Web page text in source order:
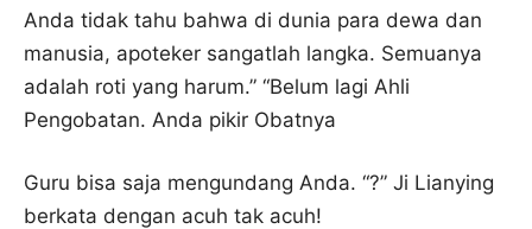
Anda tidak tahu bahwa di dunia para dewa dan
manusia, apoteker sangatlah langka. Semuanya
adalah roti yang harum.” “Belum lagi Ahli
Pengobatan. Anda pikir Obatnya
Guru bisa saja mengundang Anda. “?” Ji Lianying
berkata dengan acuh tak acuh!